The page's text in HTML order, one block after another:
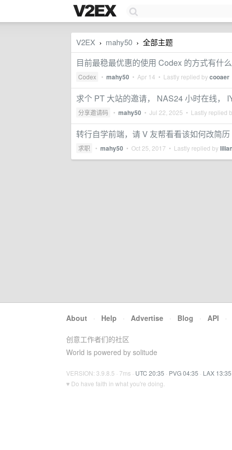
V2EX › mahy50 › 全部主题
目前最稳最优惠的使用 Codex 的方式有什么
Codex • mahy50 • Apr 14 • Lastly replied bycooaer
求个 PT 大站的邀请， NAS24 小时在线，
分享邀请码 • mahy50 • Jul 22, 2025 • Lastly replied
转行自学前端，请 V 友帮看看该如何改简历
求职 • mahy50 • Oct 25, 2017 • Lastly replied by
About · Help · Advertise · Blog · API ·
创意工作者们的社区
World is powered by solitude
VERSION: 3.9.8.5 · 7ms · UTC 20:35 · PVG 04:35 · LAX 13:35
♥ Do have faith in what you're doing.